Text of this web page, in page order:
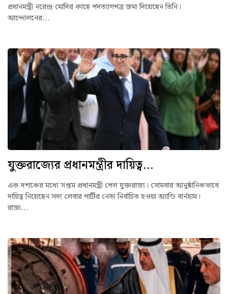
প্রধানমন্ত্রী নরেন্দ্র মোদির কাছে পদত্যাগপত্র জমা দিয়েছেন তিনি।
আন্দোলনের...
যুক্তরাজ্যের প্রধানমন্ত্রীর দায়িত্ব...
এক দশকের মধ্যে সপ্তম প্রধানমন্ত্রী পেল যুক্তরাজ্য। সোমবার আনুষ্ঠানিকভাবে
দায়িত্ব নিয়েছেন সদ্য লেবার পার্টির নেতা নির্বাচিত হওয়া অ্যান্ডি বার্নহাম।
রাজা...